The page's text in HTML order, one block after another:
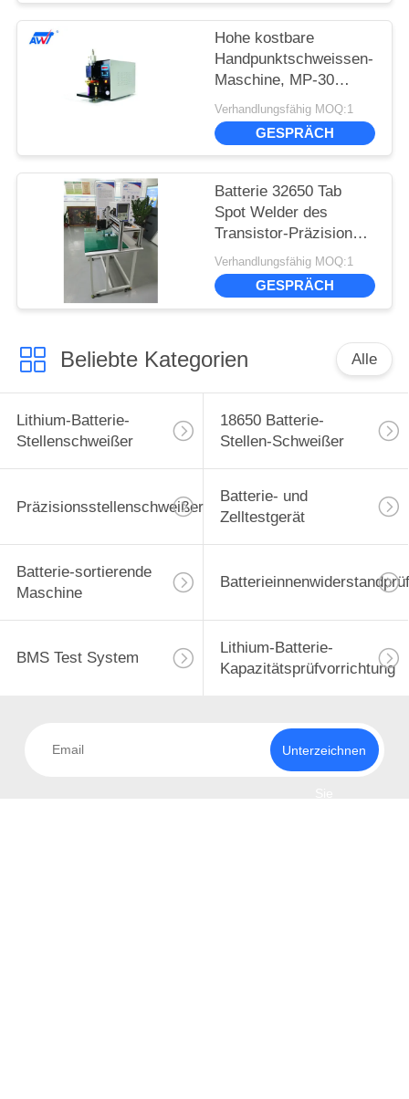
Hohe kostbare
Handpunktschweissen-
Maschine, MP-30
5000A 220v Stellen-
Schweißer
Verhandlungsfähig MOQ:1
GESPRÄCH
Batterie 32650 Tab
Spot Welder des
Transistor-Präzisions-
Stellen-Schweißer-
6000A 10000A 18650
Verhandlungsfähig MOQ:1
GESPRÄCH
Beliebte Kategorien Alle
Lithium-Batterie-
Stellenschweißer
18650 Batterie-
Stellen-Schweißer
Präzisionsstellenschweißer
Batterie- und
Zelltestgerät
Batterie-sortierende
Maschine
BMS Test System
Lithium-Batterie-
Kapazitätsprüfvorrichtung
Unterzeichnen